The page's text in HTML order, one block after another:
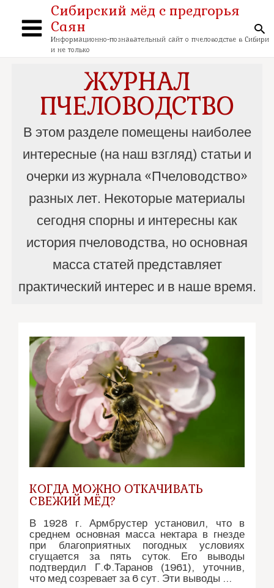
содержимому
Main
Сибирский мёд с предгорья
Саян
Информационно-познавательный сайт о пчеловодстве в Сибири
и не только
ЖУРНАЛ
ПЧЕЛОВОДСТВО
В этом разделе помещены наиболее
интересные (на наш взгляд) статьи и
очерки из журнала «Пчеловодство»
разных лет. Некоторые материалы
сегодня спорны и интересны как
история пчеловодства, но основная
масса статей представляет
практический интерес и в наше время.
КОГДА МОЖНО ОТКАЧИВАТЬ
СВЕЖИЙ МЁД?
В 1928 г. Армбрустер установил, что в
среднем основная масса нектара в гнезде
при благоприятных погодных условиях
сгущается за пять суток. Его выводы
подтвердил Г.Ф.Таранов (1961), уточнив,
что мед созревает за 6 сут. Эти выводы …